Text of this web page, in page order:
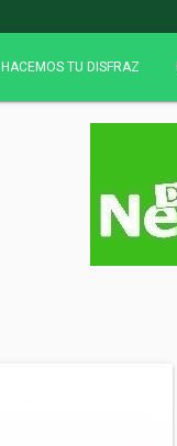
HACEMOS TU DISFRAZ